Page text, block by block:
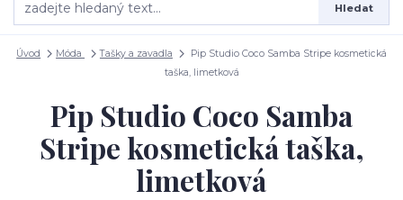
Hledat
Úvod Móda Tašky a zavadla
Pip Studio Coco Samba Stripe kosmetická
taška, limetková
Pip Studio Coco Samba
Stripe kosmetická taška,
limetková